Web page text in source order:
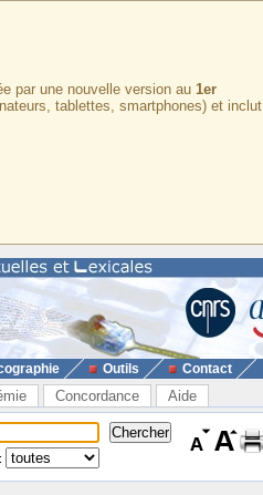
par une nouvelle version au 1er
tablettes, smartphones) et inclut
Outils Contact
Concordance Aide